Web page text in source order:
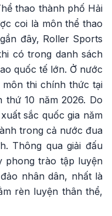
thao thành phố Hải
coi là môn thể thao
đây, Roller Sports
có trong danh sách
quốc tế lớn. Ở nước
thi chính thức tại
10 năm 2026. Do
sắc quốc gia năm
trong cả nước đua
Thông qua giải đấu
phong trào tập luyện
nhân dân, nhất là
rèn luyện thân thể,